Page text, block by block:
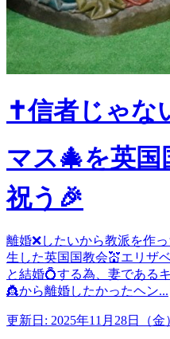
✝️信者じゃな
マス🎄を英
祝う🎉
離婚❌したいから教派を作
生した英国国教会💒エリザ
と結婚💍する為、妻であ
👸から離婚したかったヘン...
更新日: 2025年11月28日（金